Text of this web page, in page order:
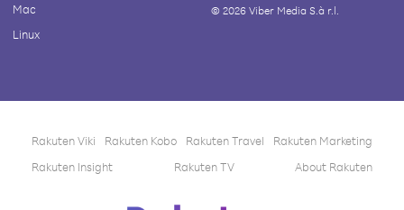
Mac
Linux
© 2026Viber Media S.à r.l.
Rakuten Viki Rakuten Kobo Rakuten Travel
Rakuten Marketing
Rakuten Insight
Rakuten TV About Rakuten